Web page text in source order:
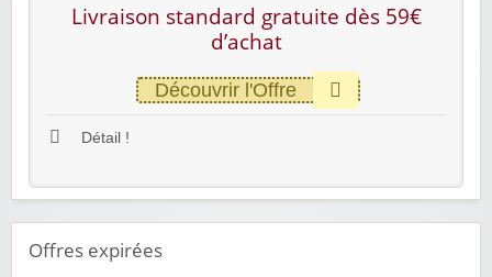
Livraison standard gratuite dès 59€
d’achat
Découvrir l'Offre
Détail !
Offres expirées